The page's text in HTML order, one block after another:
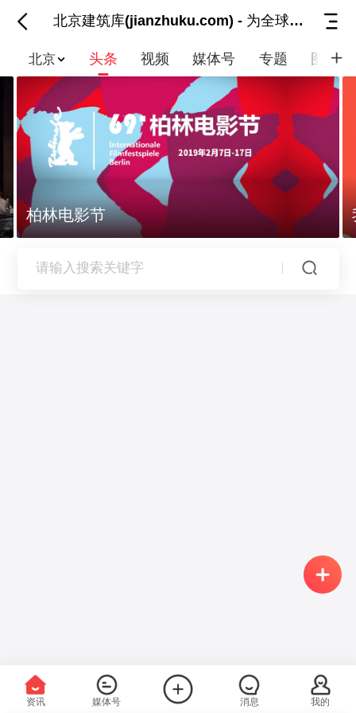
北京建筑库(jianzhuku.com) - 为全球建筑师而
北京 头条 视频 媒体号 专题 图集
柏林电影节 我和我的祖国
资讯 媒体号 消息 我的